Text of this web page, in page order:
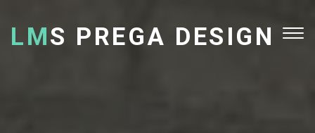
LMS PREGA DESIGN